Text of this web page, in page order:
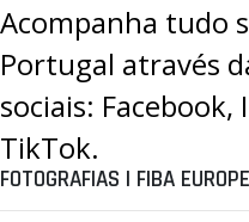
Acompanha tudo
Portugal através
sociais: Facebook,
TikTok.
FOTOGRAFIAS | FIBA